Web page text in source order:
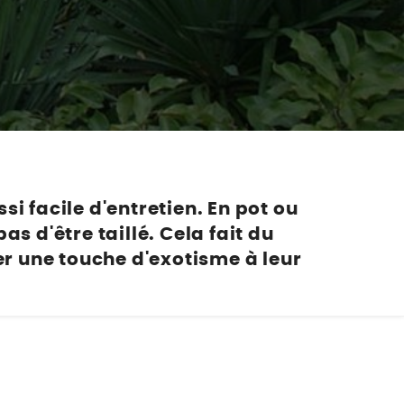
Découvrez nos marques
Nos marques de la nature
Ventes éphémères de plantes
Nos marques de la nature
Mon potager
facile d'entretien. En pot ou
d'être taillé. Cela fait du
une touche d'exotisme à leur